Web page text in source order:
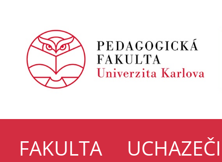
FAKULTA
UCHAZEČI